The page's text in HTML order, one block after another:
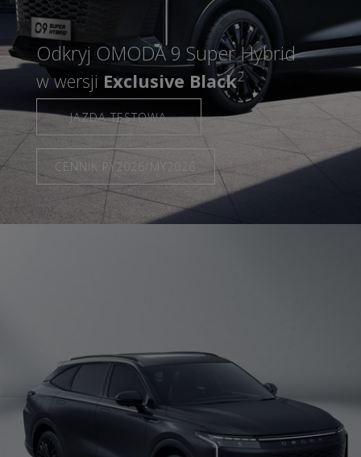
Odkryj OMODA 9 Super Hybrid
w wersji Exclusive Black2
JAZDA TESTOWA
CENNIK PY2026/MY2026